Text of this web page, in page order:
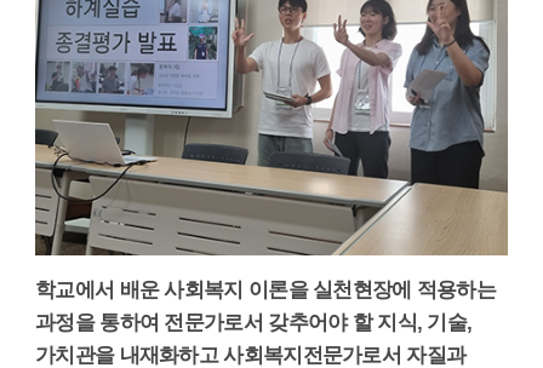
학교에서 배운 사회복지 이론을 실천현장에 적용하는
과정을 통하여 전문가로서 갖추어야 할 지식, 기술,
가치관을 내재화하고 사회복지전문가로서 자질과